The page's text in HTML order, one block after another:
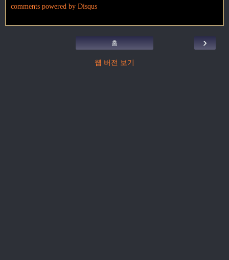
comments powered by Disqus
›
홈
웹 버전 보기